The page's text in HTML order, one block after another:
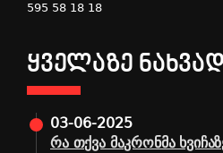
595 58 18 18
ᲧᲕᲔᲚᲐᲖᲔ
03-06-2025
რა თქვა მაკრონმა